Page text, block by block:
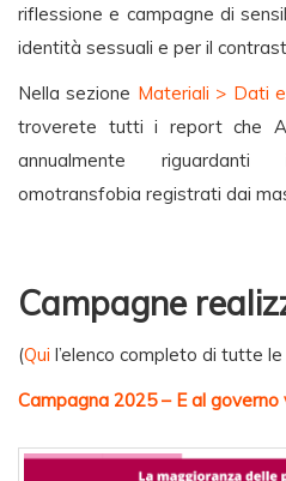
riflessione e campagne di
identità sessuali e per il
Nella sezione Materiali > Dati
troverete tutti i report che
annualmente
omotransfobia registrati dai
Campagne
(Qui l’elenco completo di tutte
Campagna 2025 – E al governo